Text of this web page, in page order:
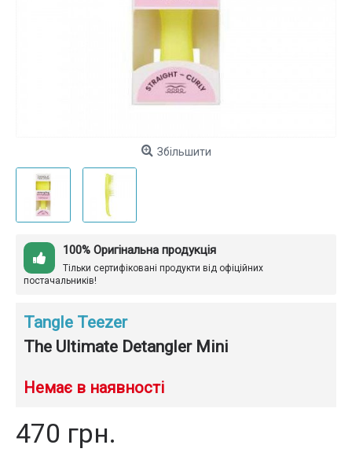
Збільшити
100% Оригінальна продукція
Тільки сертифіковані продукти від офіційних
постачальників!
Tangle Teezer
The Ultimate Detangler Mini
Немає в наявності
470 грн.